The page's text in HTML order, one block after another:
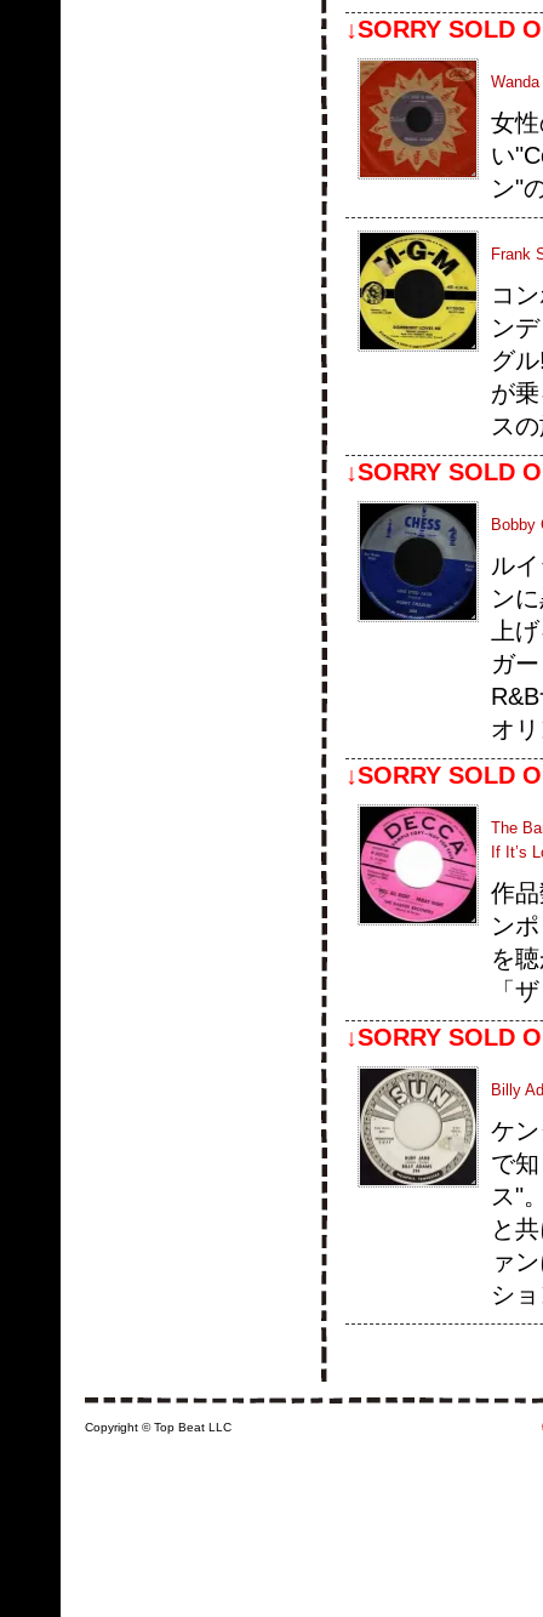
↓SORRY SOLD
女
い
ン"
Frank
コ
ン
グ
が
ス
↓SORRY SOLD
Bobby
ル
ン
上
ガ
オ
↓SORRY SOLD
The
If It’s
作
ン
を
「
↓SORRY SOLD
Billy
ケ
で
ス"
と
ァ
シ
Copyright © Top Beat LLC